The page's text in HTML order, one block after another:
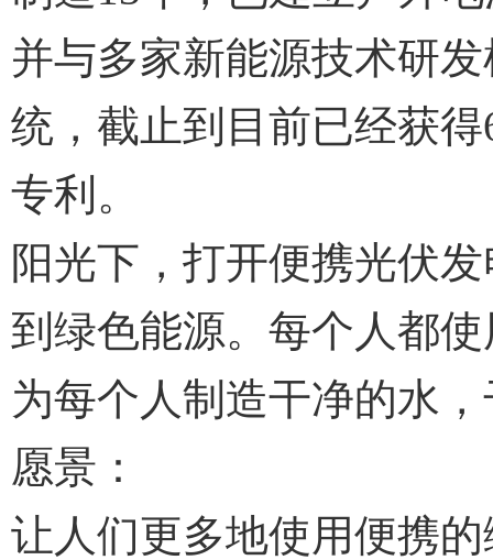
并与多家新能源技术研
统，截止到目前已经获
专利。
阳光下，打开便携光伏
到绿色能源。每个人都
为每个人制造干净的水
愿景：
让人们更多地使用便携